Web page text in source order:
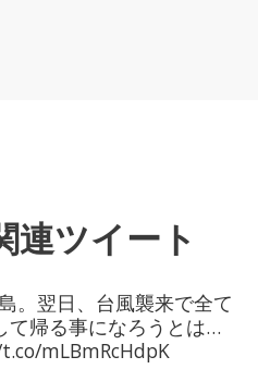
連ツイート
。翌日、台風襲来で全て
て帰る事になろうとは…
mLBmRcHdpK